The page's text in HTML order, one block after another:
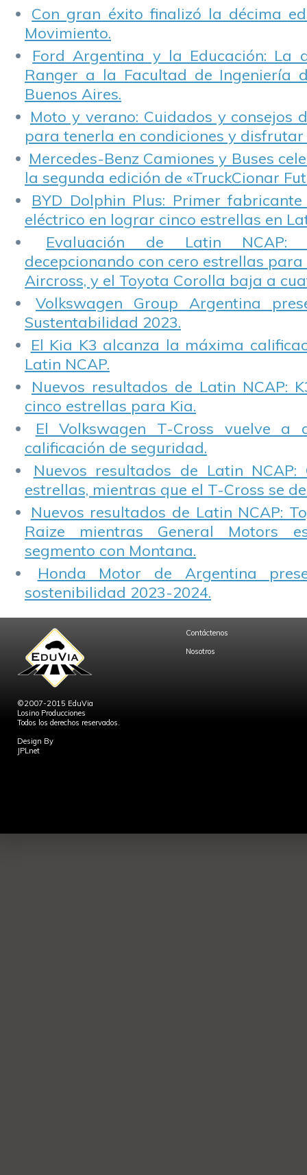
Con gran éxito finalizó la décima
Movimiento.
Ford Argentina y la Educación: La
Ranger a la Facultad de Ingeniería
Buenos Aires.
Moto y verano: Cuidados y consejos
para tenerla en condiciones y disfrutar
Mercedes-Benz Camiones y Buses
la segunda edición de «TruckCionar
BYD Dolphin Plus: Primer
eléctrico en lograr cinco estrellas en
Evaluación de Latin NCAP:
decepcionando con cero estrellas para
Aircross, y el Toyota Corolla baja a
Volkswagen Group Argentina
Sustentabilidad 2023.
El Kia K3 alcanza la máxima
Latin NCAP.
Nuevos resultados de Latin NCAP:
cinco estrellas para Kia.
El Volkswagen T-Cross vuelve a
calificación de seguridad.
Nuevos resultados de Latin NCAP:
estrellas, mientras que el T-Cross se
Nuevos resultados de Latin NCAP:
Raize mientras General Motors
segmento con Montana.
Honda Motor de Argentina
sostenibilidad 2023-2024.
©2007-2015 EduVia
Losino Producciones
Todos los derechos reservados.
Design By
JPLnet
Contáctenos
Nosotros